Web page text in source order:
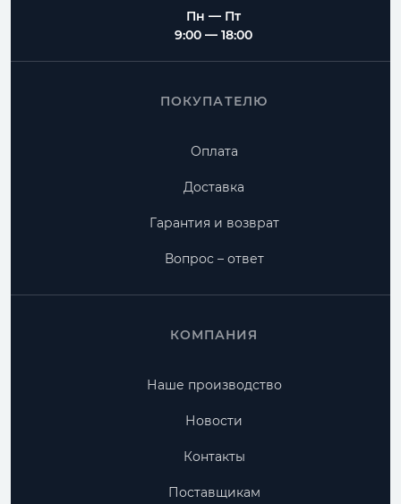
Пн — Пт
9:00 — 18:00
ПОКУПАТЕЛЮ
Оплата
Доставка
Гарантия и возврат
Вопрос – ответ
КОМПАНИЯ
Наше производство
Новости
Контакты
Поставщикам